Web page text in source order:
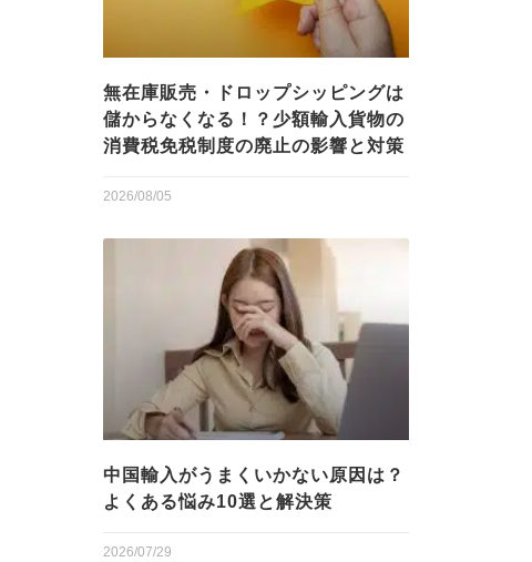
無在庫販売・ドロップシッピングは
儲からなくなる！？少額輸入貨物の
消費税免税制度の廃止の影響と対策
2026/08/05
中国輸入がうまくいかない原因は？
よくある悩み10選と解決策
2026/07/29